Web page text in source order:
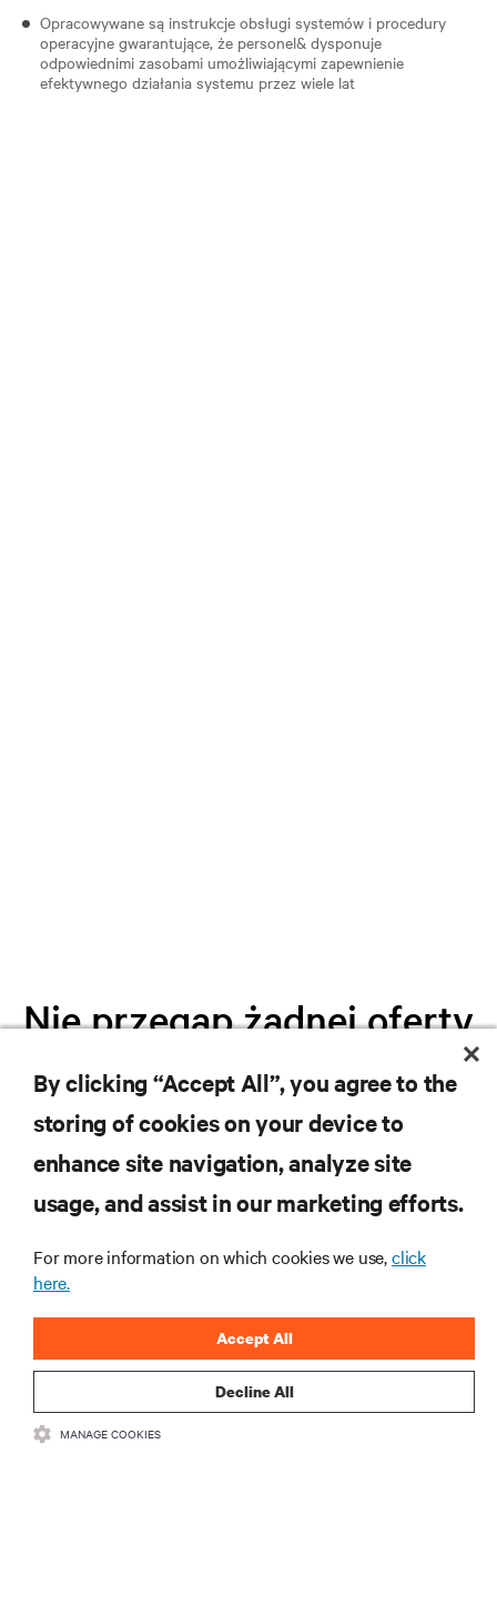
Opracowywane są instrukcje obsługi systemów i procedury
operacyjne gwarantujące, że personel& dysponuje
odpowiednimi zasobami umożliwiającymi zapewnienie
efektywnego działania systemu przez wiele lat
Nie przegap żadnej oferty
Dołącz do naszej listy mailingowej i
otrzymuj najnowsze informacje o
produktach oraz aktualności branżowe
od Vertiv.
ZAREJESTRUJ SIĘ
By clicking “Accept All”, you agree to the
storing of cookies on your device to
enhance site navigation, analyze site
usage, and assist in our marketing efforts.
For more information on which cookies we use,click
here.
Decline All
Accept All
MANAGE COOKIES